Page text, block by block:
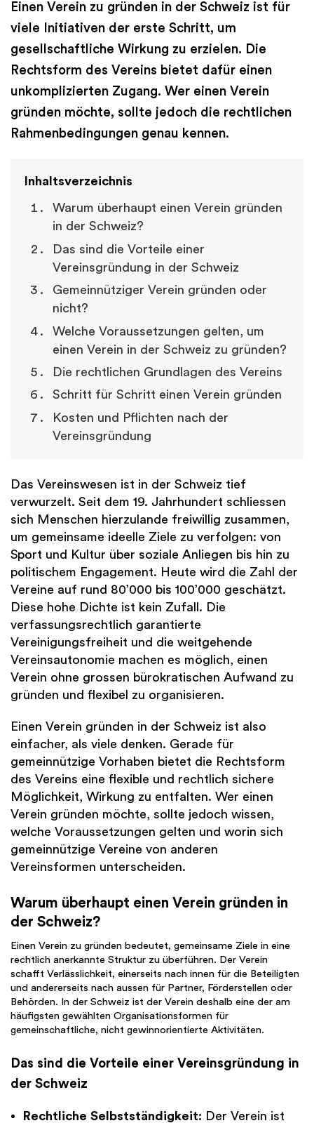
Einen Verein zu gründen in der Schweiz ist für
viele Initiativen der erste Schritt, um
gesellschaftliche Wirkung zu erzielen. Die
Rechtsform des Vereins bietet dafür einen
unkomplizierten Zugang. Wer einen Verein
gründen möchte, sollte jedoch die rechtlichen
Rahmenbedingungen genau kennen.
Inhaltsverzeichnis
Warum überhaupt einen Verein gründen
in der Schweiz?
Das sind die Vorteile einer
Vereinsgründung in der Schweiz
Gemeinnütziger Verein gründen oder
nicht?
Welche Voraussetzungen gelten, um
einen Verein in der Schweiz zu gründen?
Die rechtlichen Grundlagen des Vereins
Schritt für Schritt einen Verein gründen
Kosten und Pflichten nach der
Vereinsgründung
Das Vereinswesen ist in der Schweiz tief
verwurzelt. Seit dem 19. Jahrhundert schliessen
sich Menschen hierzulande freiwillig zusammen,
um gemeinsame ideelle Ziele zu verfolgen: von
Sport und Kultur über soziale Anliegen bis hin zu
politischem Engagement. Heute wird die Zahl der
Vereine auf rund 80’000 bis 100’000 geschätzt.
Diese hohe Dichte ist kein Zufall. Die
verfassungsrechtlich garantierte
Vereinigungsfreiheit und die weitgehende
Vereinsautonomie machen es möglich, einen
Verein ohne grossen bürokratischen Aufwand zu
gründen und flexibel zu organisieren.
Einen Verein gründen in der Schweiz ist also
einfacher, als viele denken. Gerade für
gemeinnützige Vorhaben bietet die Rechtsform
des Vereins eine flexible und rechtlich sichere
Möglichkeit, Wirkung zu entfalten. Wer einen
Verein gründen möchte, sollte jedoch wissen,
welche Voraussetzungen gelten und worin sich
gemeinnützige Vereine von anderen
Vereinsformen unterscheiden.
Warum überhaupt einen Verein gründen in
der Schweiz?
Einen Verein zu gründen bedeutet, gemeinsame Ziele in eine
rechtlich anerkannte Struktur zu überführen. Der Verein
schafft Verlässlichkeit, einerseits nach innen für die Beteiligten
und andererseits nach aussen für Partner, Förderstellen oder
Behörden. In der Schweiz ist der Verein deshalb eine der am
häufigsten gewählten Organisationsformen für
gemeinschaftliche, nicht gewinnorientierte Aktivitäten.
Das sind die Vorteile einer Vereinsgründung in
der Schweiz
Rechtliche Selbstständigkeit: Der Verein ist